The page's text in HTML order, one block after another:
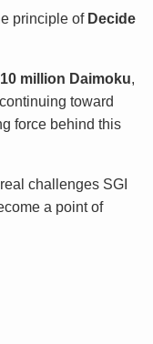
principle of Decide
10 million Daimoku,
toward
force behind this
challenges SGI
a point of